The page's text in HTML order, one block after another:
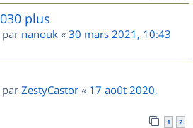
plus
par nanouk « 30 mars 2021, 10:43
par ZestyCastor « 17 août 2020,
1 2